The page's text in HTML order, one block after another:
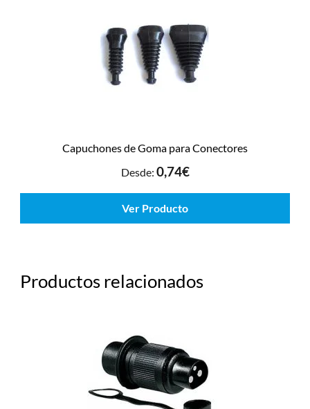
Capuchones de Goma para Conectores
Desde: 0,74€
Ver Producto
Productos relacionados